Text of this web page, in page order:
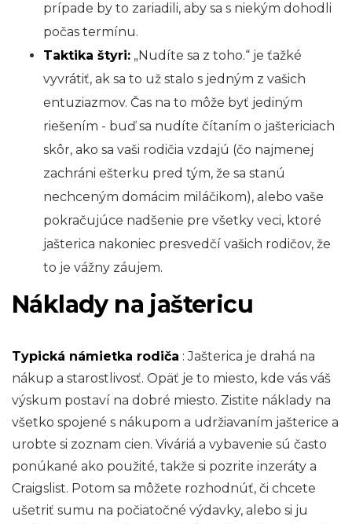
prípade by to zariadili, aby sa s niekým dohodli
počas termínu.
Taktika štyri: „Nudíte sa z toho.“ je ťažké
vyvrátiť, ak sa to už stalo s jedným z vašich
entuziazmov. Čas na to môže byť jediným
riešením - buď sa nudíte čítaním o jaštericiach
skôr, ako sa vaši rodičia vzdajú (čo najmenej
zachráni ešterku pred tým, že sa stanú
nechceným domácim miláčikom), alebo vaše
pokračujúce nadšenie pre všetky veci, ktoré
jašterica nakoniec presvedčí vašich rodičov, že
to je vážny záujem.
Náklady na jaštericu
Typická námietka rodiča : Jašterica je drahá na
nákup a starostlivosť. Opäť je to miesto, kde vás váš
výskum postaví na dobré miesto. Zistite náklady na
všetko spojené s nákupom a udržiavaním jašterice a
urobte si zoznam cien. Viváriá a vybavenie sú často
ponúkané ako použité, takže si pozrite inzeráty a
Craigslist. Potom sa môžete rozhodnúť, či chcete
ušetriť sumu na počiatočné výdavky, alebo si ju